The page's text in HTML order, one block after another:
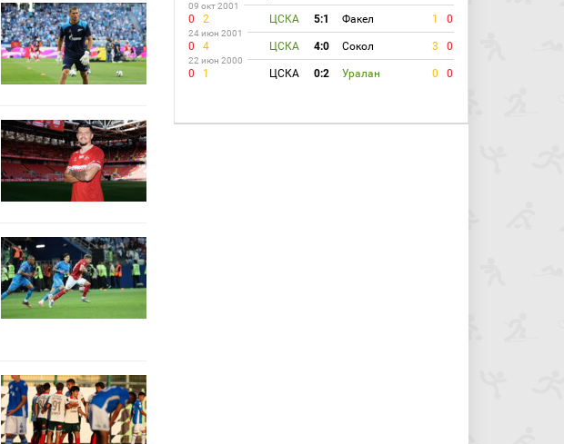
09 окт 2001
0 2 ЦСКА 5:1 Факел 1 0
24 июн 2001
0 4 ЦСКА 4:0 Сокол 3 0
22 июн 2000
0 1 ЦСКА 0:2 Уралан 0 0